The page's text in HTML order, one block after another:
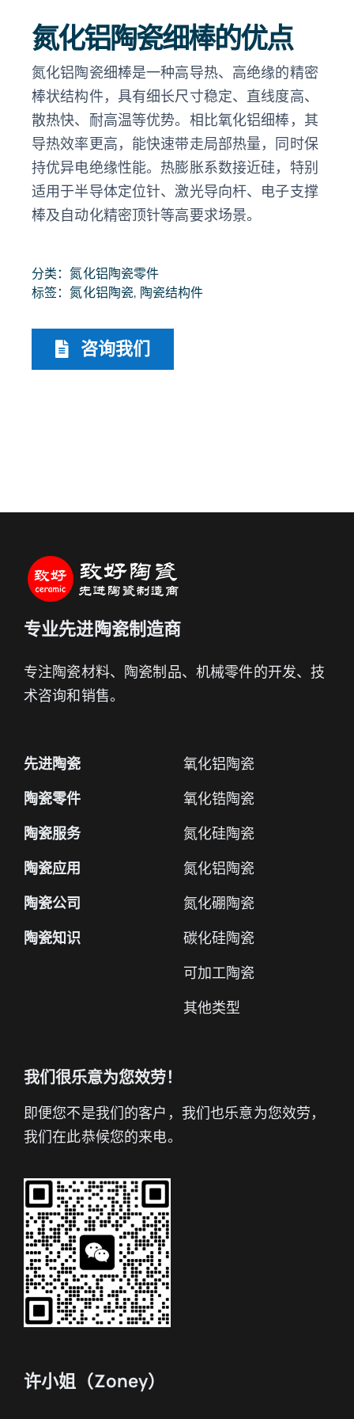
氮化铝陶瓷细棒的优点
氮化铝陶瓷细棒是一种高导热、高绝缘的精密
棒状结构件，具有细长尺寸稳定、直线度高、
散热快、耐高温等优势。相比氧化铝细棒，其
导热效率更高，能快速带走局部热量，同时保
持优异电绝缘性能。热膨胀系数接近硅，特别
适用于半导体定位针、激光导向杆、电子支撑
棒及自动化精密顶针等高要求场景。
分类：氮化铝陶瓷零件
标签：氮化铝陶瓷, 陶瓷结构件
咨询我们
专业先进陶瓷制造商
专注陶瓷材料、陶瓷制品、机械零件的开发、技
术咨询和销售。
先进陶瓷
陶瓷零件
陶瓷服务
陶瓷应用
陶瓷公司
陶瓷知识
氧化铝陶瓷
氧化锆陶瓷
氮化硅陶瓷
氮化铝陶瓷
氮化硼陶瓷
碳化硅陶瓷
可加工陶瓷
其他类型
我们很乐意为您效劳！
即便您不是我们的客户，我们也乐意为您效劳，
我们在此恭候您的来电。
许小姐（Zoney）